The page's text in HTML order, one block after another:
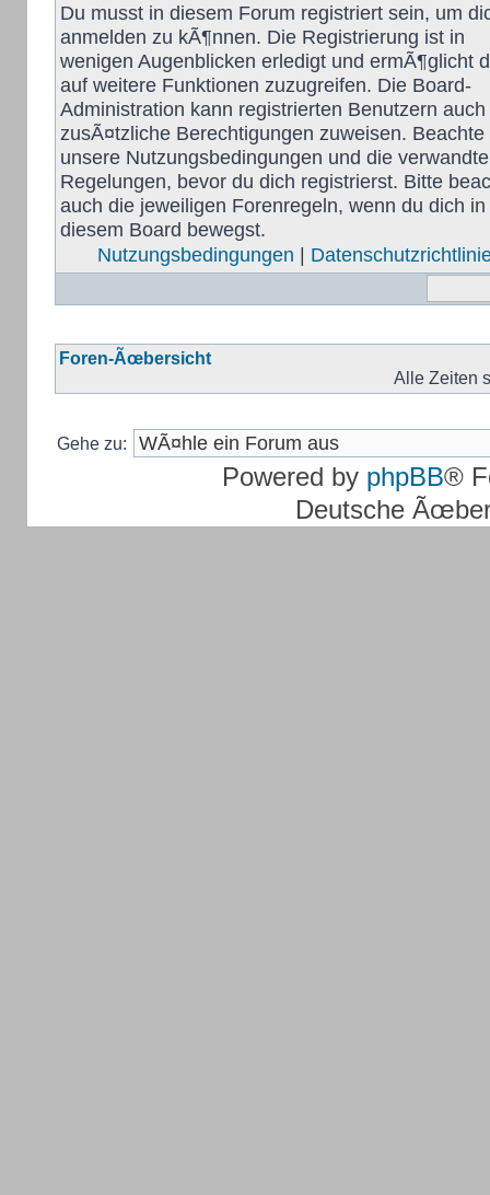
Du musst in diesem Forum registriert sein, um
anmelden zu kÃ¶nnen. Die Registrierung ist in
wenigen Augenblicken erledigt und ermÃ¶glicht
auf weitere Funktionen zuzugreifen. Die Board-
Administration kann registrierten Benutzern auch
zusÃ¤tzliche Berechtigungen zuweisen. Beachte
unsere Nutzungsbedingungen und die
Regelungen, bevor du dich registrierst. Bitte
auch die jeweiligen Forenregeln, wenn du dich in
diesem Board bewegst.
Nutzungsbedingungen |
Foren-Ãœbersicht
Alle Zeiten
Gehe zu:
Powered by phpBB®
Deutsche